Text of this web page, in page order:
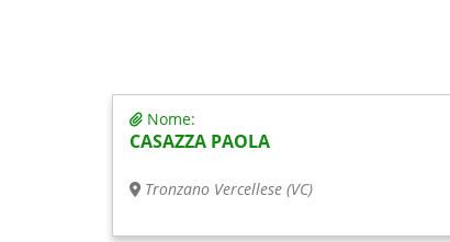
Nome:
CASAZZA PAOLA
Tronzano Vercellese (VC)